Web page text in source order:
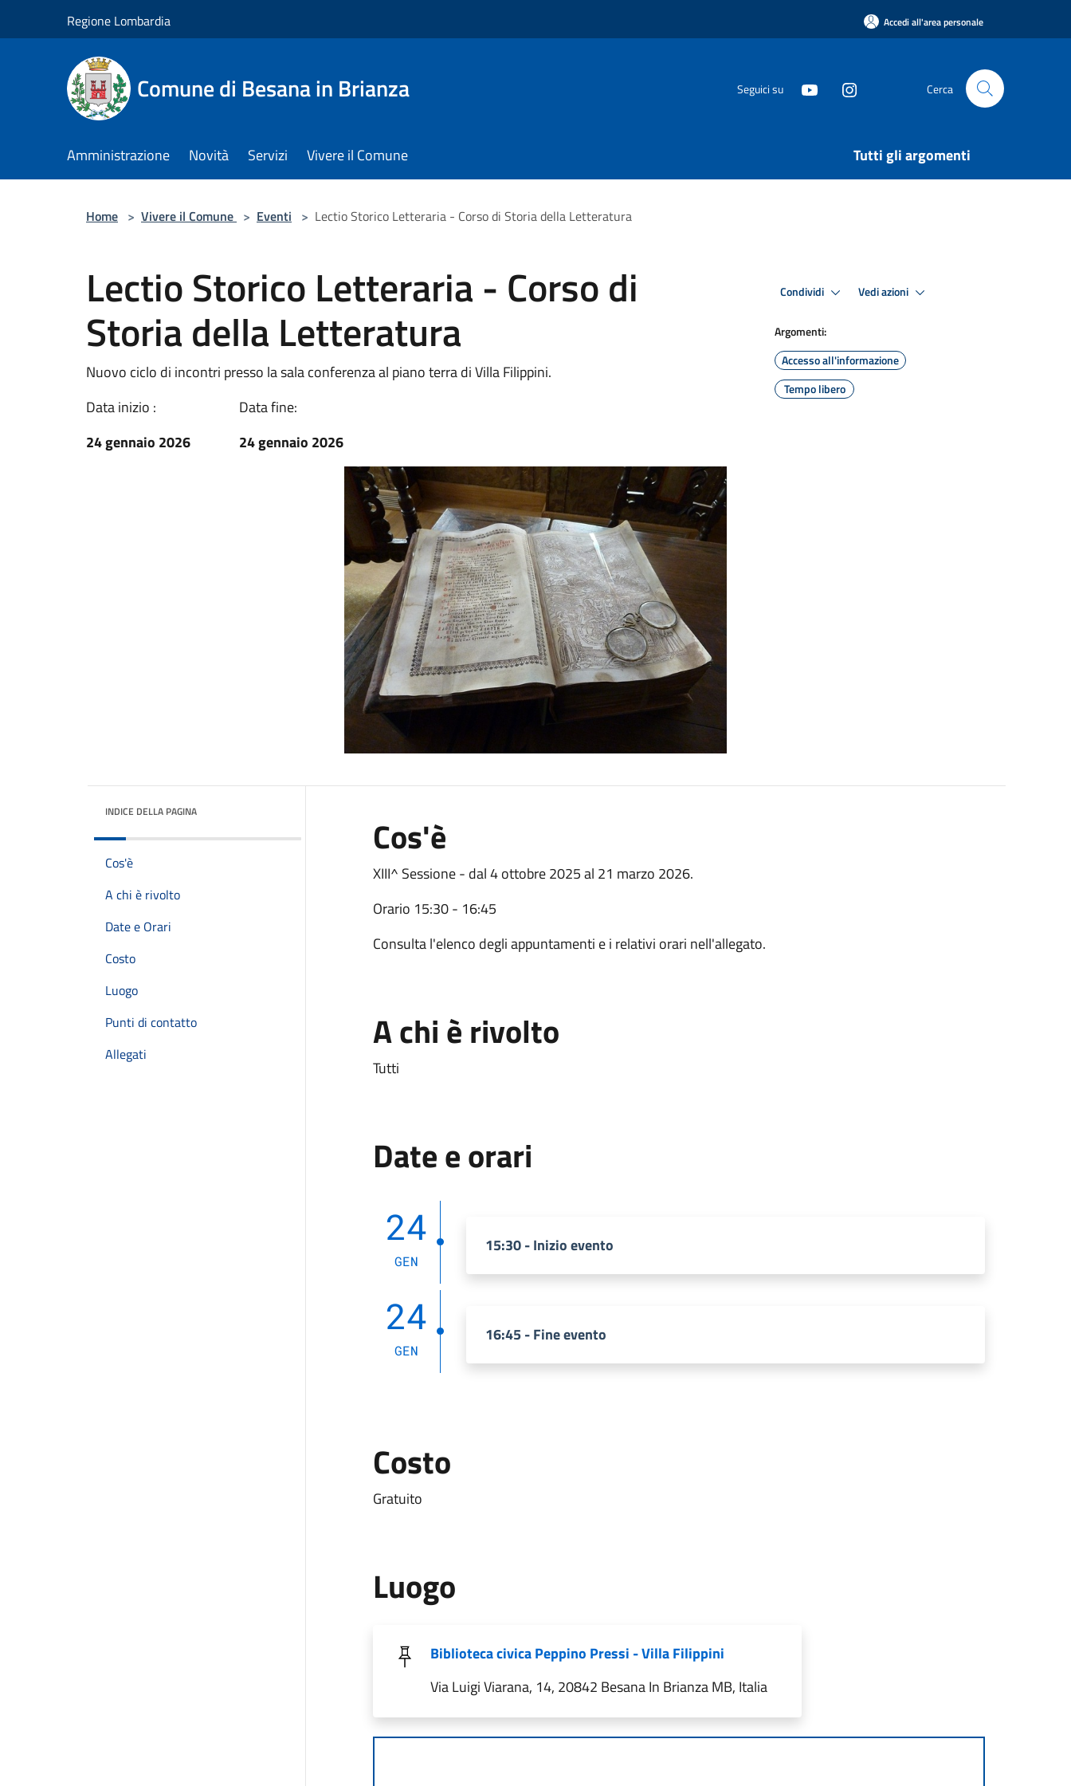
Regione Lombardia Accedi all'area personale
Comune di Besana in Brianza Seguici su Cerca
Amministrazione Novità Servizi Vivere il Comune Tutti gli argomenti
Home > Vivere il Comune > Eventi > Lectio Storico Letteraria - Corso di Storia della Letteratura
Lectio Storico Letteraria - Corso di
Storia della Letteratura
Nuovo ciclo di incontri presso la sala conferenza al piano terra di Villa Filippini.
Data inizio :
24 gennaio 2026
Data fine:
24 gennaio 2026
Condividi Vedi azioni
Argomenti:
Accesso all'informazione
Tempo libero
INDICE DELLA PAGINA
Cos'è
A chi è rivolto
Date e Orari
Costo
Luogo
Punti di contatto
Allegati
Cos'è
XIII^ Sessione - dal 4 ottobre 2025 al 21 marzo 2026.
Orario 15:30 - 16:45
Consulta l'elenco degli appuntamenti e i relativi orari nell'allegato.
A chi è rivolto
Tutti
Date e orari
24
GEN
15:30 - Inizio evento
24
GEN
16:45 - Fine evento
Costo
Gratuito
Luogo
Biblioteca civica Peppino Pressi - Villa Filippini
Via Luigi Viarana, 14, 20842 Besana In Brianza MB, Italia